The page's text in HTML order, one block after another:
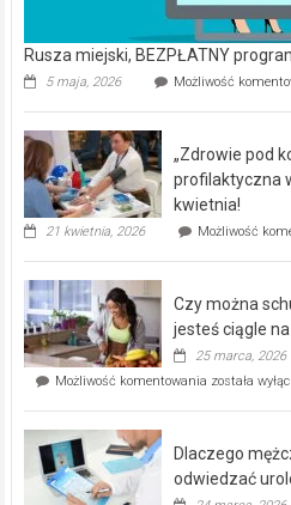
Rusza miejski, BEZPŁATNY
5 maja, 2026 Możliwość
„Zdrowie pod
profilaktyczna
kwietnia!
21 kwietnia, 2026 Możliwość
Czy można
jesteś ciągle
25 marca, 2026
Możliwość komentowania Czy
poczucia,
że
została
Dlaczego
odwiedzać